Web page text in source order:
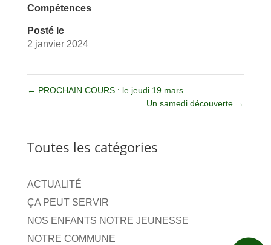
Compétences
Posté le
2 janvier 2024
← PROCHAIN COURS : le jeudi 19 mars
Un samedi découverte →
Toutes les catégories
ACTUALITÉ
ÇA PEUT SERVIR
NOS ENFANTS NOTRE JEUNESSE
NOTRE COMMUNE